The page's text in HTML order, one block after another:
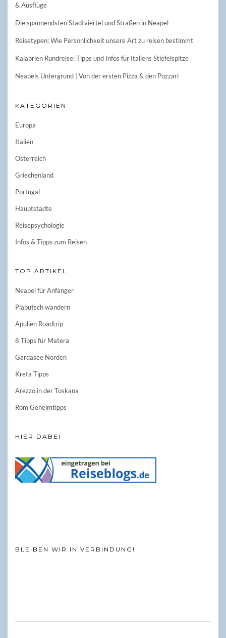
& Ausflüge
Die spannendsten Stadtviertel und Straßen in Neapel
Reisetypen: Wie Persönlichkeit unsere Art zu reisen bestimmt
Kalabrien Rundreise: Tipps und Infos für Italiens Stiefelspitze
Neapels Untergrund | Von der ersten Pizza & den Pozzari
KATEGORIEN
Europa
Italien
Österreich
Griechenland
Portugal
Hauptstädte
Reisepsychologie
Infos & Tipps zum Reisen
TOP ARTIKEL
Neapel für Anfänger
Plabutsch wandern
Apulien Roadtrip
8 Tipps für Matera
Gardasee Norden
Kreta Tipps
Arezzo in der Toskana
Rom Geheimtipps
HIER DABEI
BLEIBEN WIR IN VERBINDUNG!